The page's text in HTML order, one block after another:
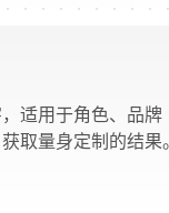
适用于角色、品牌
取量身定制的结果。